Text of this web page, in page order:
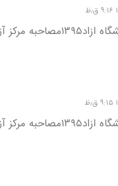
کنکور دکتری دانشگاه
کنکور دکتری دانشگاه